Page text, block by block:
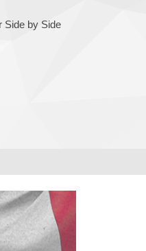
Side by Side